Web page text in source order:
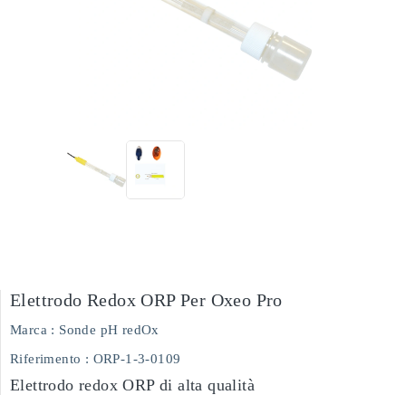
Elettrodo Redox ORP Per Oxeo Pro
Marca : Sonde pH redOx
Riferimento : ORP-1-3-0109
Elettrodo redox ORP di alta qualità